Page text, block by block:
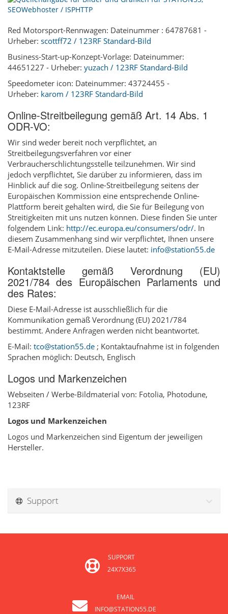
Red Motorsport-Rennwagen: Dateinummer : 64787681 -
Urheber: scottff72 / 123RF Standard-Bild
Business-Start-up-Konzept-Vorlage: Dateinummer:
44651227 - Urheber: yuzach / 123RF Standard-Bild
Speedometer icon: Dateinummer: 43724455 -
Urheber: karom / 123RF Standard-Bild
Online-Streitbeilegung gemäß Art. 14 Abs. 1
ODR-VO:
Wir sind weder bereit noch verpflichtet, an
Streitbeilegungsverfahren vor einer
Verbraucherschlichtungsstelle teilzunehmen. Wir sind
jedoch verpflichtet, Sie darüber zu informieren, dass im
Hinblick auf die sog. Online-Streitbeilegung seitens der
Europäischen Kommission eine entsprechende Online-
Plattform bereit gehalten wird, die Sie für Beilegung von
Streitigkeiten mit uns nutzen können. Diese finden Sie unter
folgendem Link: http://ec.europa.eu/consumers/odr/. In
diesem Zusammenhang sind wir verpflichtet, Ihnen unsere
E-Mail-Adresse mitzuteilen. Diese lautet: info@station55.de
Kontaktstelle gemäß Verordnung (EU)
2021/784 des Europäischen Parlaments und
des Rates:
Diese E-Mail-Adresse ist ausschließlich für die
Kommunikation gemäß Verordnung (EU) 2021/784
bestimmt. Andere Anfragen werden nicht beantwortet.
E-Mail: tco@station55.de ; Kontaktaufnahme ist in folgenden
Sprachen möglich: Deutsch, Englisch
Logos und Markenzeichen
Webseiten / Werbe-Bildmaterial von: Fotolia, Photodune,
123RF
Logos und Markenzeichen
Logos und Markenzeichen sind Eigentum der jeweiligen
Hersteller.
Support
SUPPORT
24X7X365
EMAIL
INFO@STATION55.DE